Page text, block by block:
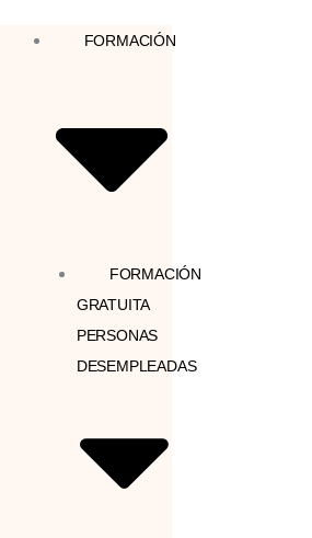
FORMACIÓN
FORMACIÓN
GRATUITA
PERSONAS
DESEMPLEADAS